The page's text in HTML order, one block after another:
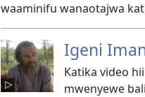
waaminifu wanaotajwa
Igeni
Katika video
mwenyewe